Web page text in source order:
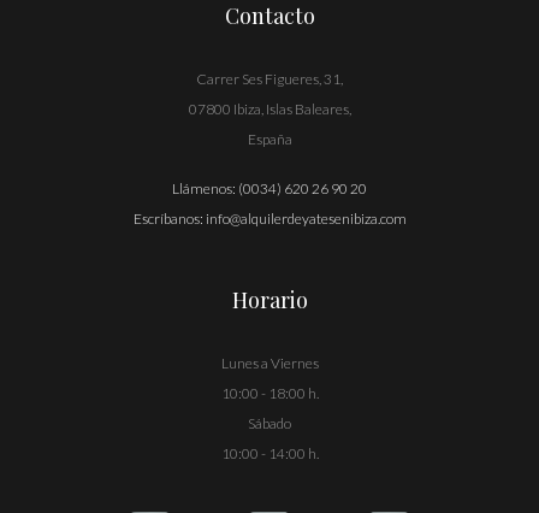
Contacto
Carrer Ses Figueres, 31,
07800 Ibiza, Islas Baleares,
España
Llámenos: (0034) 620 26 90 20
Escríbanos: info@alquilerdeyatesenibiza.com
Horario
Lunes a Viernes
10:00 - 18:00 h.
Sábado
10:00 - 14:00 h.